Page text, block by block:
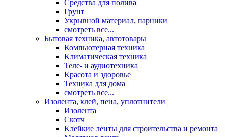
Средства для полива
Грунт
Укрывной материал, парники
смотреть все...
Бытовая техника, автотовары
Компьютерная техника
Климатическая техника
Теле- и аудиотехника
Красота и здоровье
Техника для дома
смотреть все...
Изолента, клей, пена, уплотнители
Изолента
Скотч
Клейкие ленты для строительства и ремонта